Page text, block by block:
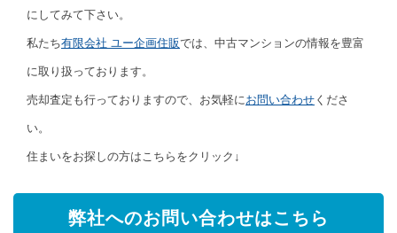
にしてみて下さい。
私たち有限会社 ユー企画住販では、中古マンションの情報を豊富
に取り扱っております。
売却査定も行っておりますので、お気軽に お問い合わせ くださ
い。
住まいをお探しの方はこちらをクリック↓
弊社へのお問い合わせはこちら